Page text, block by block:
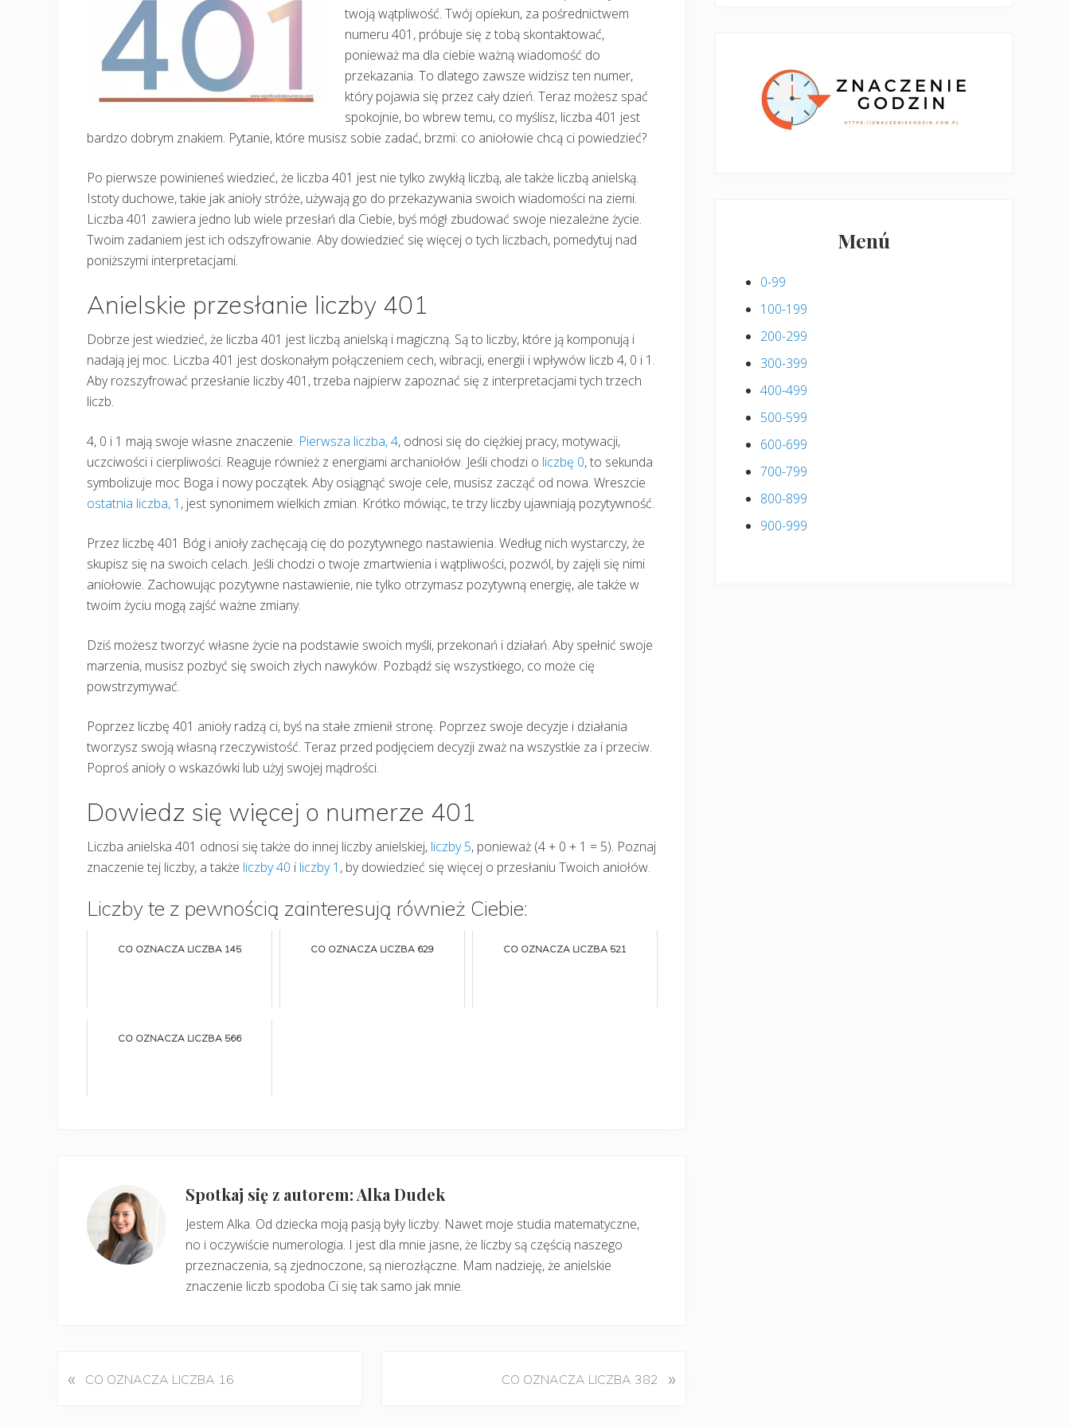
twoją wątpliwość. Twój opiekun, za pośrednictwem
numeru 401, próbuje się z tobą skontaktować,
ponieważ ma dla ciebie ważną wiadomość do
przekazania. To dlatego zawsze widzisz ten numer,
który pojawia się przez cały dzień. Teraz możesz spać
spokojnie, bo wbrew temu, co myślisz, liczba 401 jest
bardzo dobrym znakiem. Pytanie, które musisz sobie zadać, brzmi: co aniołowie chcą ci powiedzieć?
Po pierwsze powinieneś wiedzieć, że liczba 401 jest nie tylko zwykłą liczbą, ale także liczbą anielską.
Istoty duchowe, takie jak anioły stróże, używają go do przekazywania swoich wiadomości na ziemi.
Liczba 401 zawiera jedno lub wiele przesłań dla Ciebie, byś mógł zbudować swoje niezależne życie.
Twoim zadaniem jest ich odszyfrowanie. Aby dowiedzieć się więcej o tych liczbach, pomedytuj nad
poniższymi interpretacjami.
Anielskie przesłanie liczby 401
Dobrze jest wiedzieć, że liczba 401 jest liczbą anielską i magiczną. Są to liczby, które ją komponują i
nadają jej moc. Liczba 401 jest doskonałym połączeniem cech, wibracji, energii i wpływów liczb 4, 0 i 1.
Aby rozszyfrować przesłanie liczby 401, trzeba najpierw zapoznać się z interpretacjami tych trzech
liczb.
4, 0 i 1 mają swoje własne znaczenie. Pierwsza liczba, 4, odnosi się do ciężkiej pracy, motywacji,
uczciwości i cierpliwości. Reaguje również z energiami archaniołów. Jeśli chodzi o liczbę 0, to sekunda
symbolizuje moc Boga i nowy początek. Aby osiągnąć swoje cele, musisz zacząć od nowa. Wreszcie
ostatnia liczba, 1 , jest synonimem wielkich zmian. Krótko mówiąc, te trzy liczby ujawniają pozytywność.
Przez liczbę 401 Bóg i anioły zachęcają cię do pozytywnego nastawienia. Według nich wystarczy, że
skupisz się na swoich celach. Jeśli chodzi o twoje zmartwienia i wątpliwości, pozwól, by zajęli się nimi
aniołowie. Zachowując pozytywne nastawienie, nie tylko otrzymasz pozytywną energię, ale także w
twoim życiu mogą zajść ważne zmiany.
Dziś możesz tworzyć własne życie na podstawie swoich myśli, przekonań i działań. Aby spełnić swoje
marzenia, musisz pozbyć się swoich złych nawyków. Pozbądź się wszystkiego, co może cię
powstrzymywać.
Poprzez liczbę 401 anioły radzą ci, byś na stałe zmienił stronę. Poprzez swoje decyzje i działania
tworzysz swoją własną rzeczywistość. Teraz przed podjęciem decyzji zważ na wszystkie za i przeciw.
Poproś anioły o wskazówki lub użyj swojej mądrości.
Dowiedz się więcej o numerze 401
Liczba anielska 401 odnosi się także do innej liczby anielskiej, liczby 5, ponieważ (4 + 0 + 1 = 5). Poznaj
znaczenie tej liczby, a także liczby 40 i liczby 1 , by dowiedzieć się więcej o przesłaniu Twoich aniołów.
Liczby te z pewnością zainteresują również Ciebie:
CO OZNACZA LICZBA 145 CO OZNACZA LICZBA 629 CO OZNACZA LICZBA 521
CO OZNACZA LICZBA 566
Spotkaj się z autorem: Alka Dudek
Jestem Alka. Od dziecka moją pasją były liczby. Nawet moje studia matematyczne,
no i oczywiście numerologia. I jest dla mnie jasne, że liczby są częścią naszego
przeznaczenia, są zjednoczone, są nierozłączne. Mam nadzieję, że anielskie
znaczenie liczb spodoba Ci się tak samo jak mnie.
P
« CO OZNACZA LICZBA 16 CO OZNACZA LICZBA 382 »
Menú
0-99
100-199
200-299
300-399
400-499
500-599
600-699
700-799
800-899
900-999